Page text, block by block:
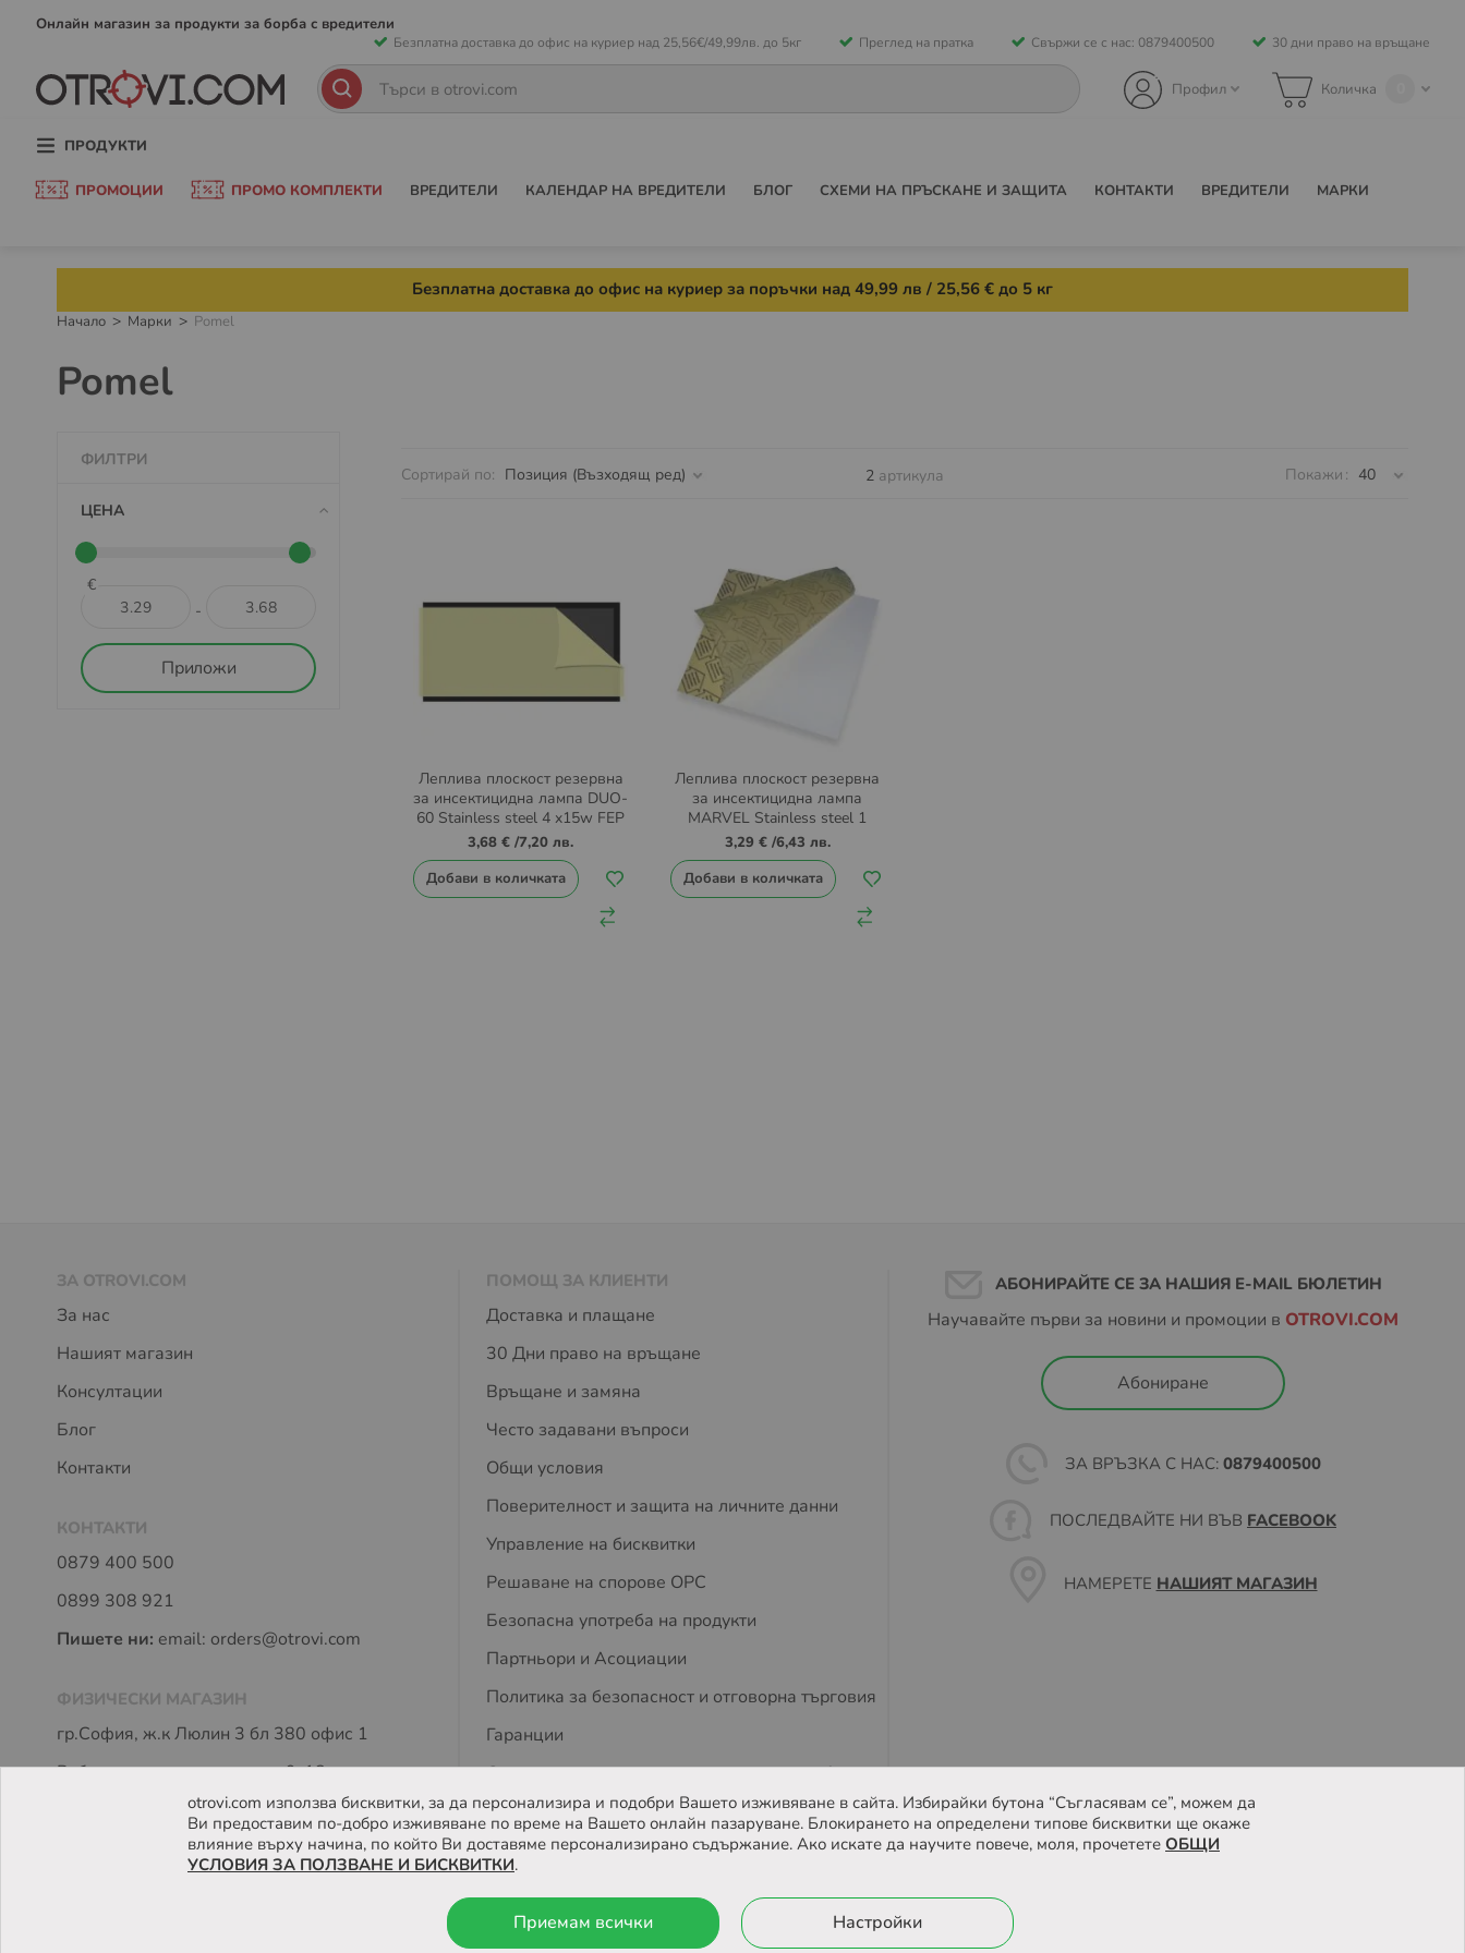
Онлайн магазин за продукти за борба с вредители
Безплатна доставка до офис на куриер над 25,56€/49,99лв. до 5кг Преглед на пратка Свържи се с нас: 0879400500 30 дни право на връщане
към
съдържанието
Количка
Профил
ТърсенеТърсене
ПРОДУКТИ
ПРОМОЦИИ ПРОМО КОМПЛЕКТИ ВРЕДИТЕЛИ КАЛЕНДАР НА ВРЕДИТЕЛИ БЛОГ СХЕМИ НА ПРЪСКАНЕ И ЗАЩИТА КОНТАКТИ ВРЕДИТЕЛИ МАРКИ
Безплатна доставка до офис на куриер за поръчки над 49,99 лв / 25,56 € до 5 кг
Начало Марки Pomel
Pomel
Сортирай по 2 артикула Покажи
Леплива плоскост резервна
за инсектицидна лампа DUO-
60 Stainless steel 4 x15w FEP
3,68 € /7,20 лв.
Добави в количката
Леплива плоскост резервна
за инсектицидна лампа
MARVEL Stainless steel 1
x11w FEP
3,29 €/6,43 лв.
Добави в количката
ФИЛТРИ
ЦЕНА
€
-
Приложи
ЗА OTROVI.COM
За нас
Нашият магазин
Консултации
Блог
Контакти
КОНТАКТИ
0879 400 500
0899 308 921
Пишете ни: email: orders@otrovi.com
ФИЗИЧЕСКИ МАГАЗИН
гр.София, ж.к Люлин 3 бл 380 офис 1
Работно време: пон - петък 9-18 часа
ПОМОЩ ЗА КЛИЕНТИ
Доставка и плащане
30 Дни право на връщане
Връщане и замяна
Често задавани въпроси
Общи условия
Поверителност и защита на личните данни
Управление на бисквитки
Решаване на спорове OPC
Безопасна употреба на продукти
Партньори и Асоциации
Политика за безопасност и отговорна търговия
Гаранции
Съвети за защита на деца и домашни любимци
Отзиви
АБОНИРАЙТЕ СЕ ЗА НАШИЯ E-MAIL БЮЛЕТИН
Научавайте първи за новини и промоции в OTROVI.COM
Абониране
ЗА ВРЪЗКА С НАС: 0879400500
ПОСЛЕДВАЙТЕ НИ ВЪВ FACEBOOK
НАМЕРЕТЕ НАШИЯТ МАГАЗИН
Карта на сайта Онлайн магазин от
otrovi.com използва бисквитки, за да персонализира и подобри Вашето изживяване в сайта. Избирайки бутона “Съгласявам се”, можем да
Ви предоставим по-добро изживяване по време на Вашето онлайн пазаруване. Блокирането на определени типове бисквитки ще окаже
влияние върху начина, по който Ви доставяме персонализирано съдържание. Ако искате да научите повече, моля, прочетете ОБЩИ
УСЛОВИЯ ЗА ПОЛЗВАНЕ И БИСКВИТКИ.
Приемам всички Настройки